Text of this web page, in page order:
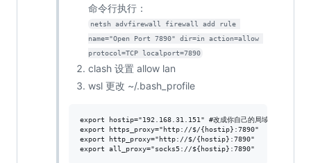
命令行执行：
netsh advfirewall firewall add rule
name="Open Port 7890" dir=in action=allow
protocol=TCP localport=7890
clash 设置 allow lan
wsl 更改 ~/.bash_profile
export hostip="192.168.31.151" #改成你自己的局域网IP地址
export https_proxy="http://$/{hostip}:7890"
export http_proxy="http://$/{hostip}:7890"